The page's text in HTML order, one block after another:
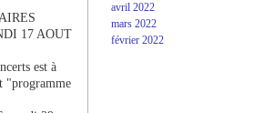
17 AOUT
est à
"programme
avril 2022
mars 2022
février 2022